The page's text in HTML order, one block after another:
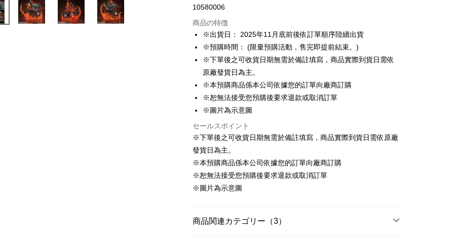
コンビニ店頭代金引換
LINE Pay
Apple Pay
Easy Wallet
Google Pay
ATM払い
代金引換
配送方法
全家取貨付款
配送毎にNT$65、NT$1,300以上で送料無料
配送毎にNT$65、NT$1,300以上で送料無料
10580006
商品の特徴
※出貨日： 2025年11月底前後依訂單順序陸續出貨
※預購時間： (限量預購活動，售完即提前結束。)
※下單後之可收貨日期無需於備註填寫，商品實際到貨日需依
原廠發貨日為主。
※本預購商品係本公司依據您的訂單向廠商訂購
※恕無法接受您預購後要求退款或取消訂單
※圖片為示意圖
セールスポイント
※下單後之可收貨日期無需於備註填寫，商品實際到貨日需依原廠
發貨日為主。
※本預購商品係本公司依據您的訂單向廠商訂購
※恕無法接受您預購後要求退款或取消訂單
※圖片為示意圖
商品関連カテゴリー（3）